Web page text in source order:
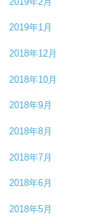
2019年1月
2018年12月
2018年10月
2018年9月
2018年8月
2018年7月
2018年6月
2018年5月